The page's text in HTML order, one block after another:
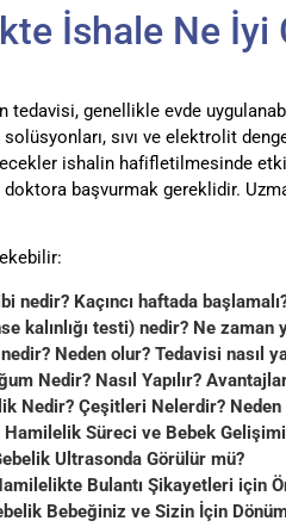
İshale Ne İyi
genellikle evde
sıvı ve elektrolit
ishalin hafifletilmesinde
başvurmak gereklidir.
nedir? Kaçıncı haftada
kalınlığı testi) nedir? Ne zaman
Neden olur? Tedavisi nasıl
Nedir? Nasıl Yapılır?
Nedir? Çeşitleri Nelerdir? Neden
Süreci ve Bebek Gelişimi
Ultrasonda Görülür mü?
Bulantı Şikayetleri için
Bebeğiniz ve Sizin İçin